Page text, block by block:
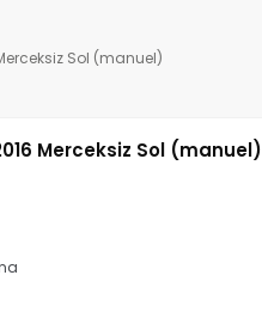
Sol (manuel)
Merceksiz Sol (manuel)